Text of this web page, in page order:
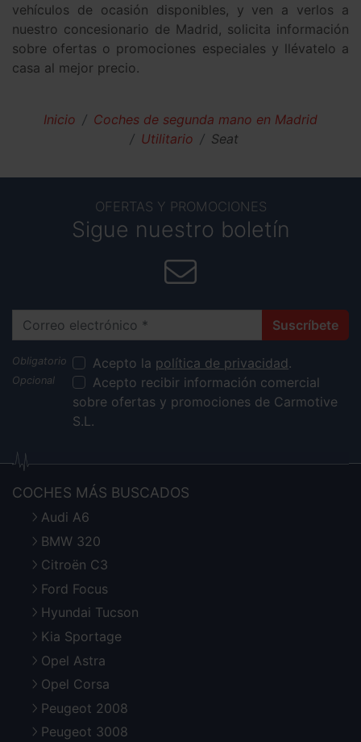
vehículos de ocasión disponibles, y ven a verlos a
nuestro concesionario de Madrid, solicita información
sobre ofertas o promociones especiales y llévatelo a
casa al mejor precio.
Inicio
Coches de segunda mano en Madrid
Utilitario
Seat
OFERTAS Y PROMOCIONES
Sigue nuestro boletín
Correo electrónico Suscríbete
Acepto la política de privacidad.
Acepto recibir información comercial
sobre ofertas y promociones de Carmotive
S.L.
COCHES MÁS BUSCADOS
Audi A6
BMW 320
Citroën C3
Ford Focus
Hyundai Tucson
Kia Sportage
Opel Astra
Opel Corsa
Peugeot 2008
Peugeot 3008